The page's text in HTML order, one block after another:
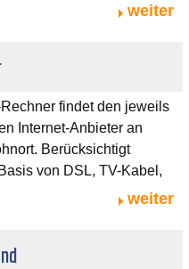
weiter
findet den jeweils
Internet-Anbieter an
Berücksichtigt
von DSL, TV-Kabel,
weiter